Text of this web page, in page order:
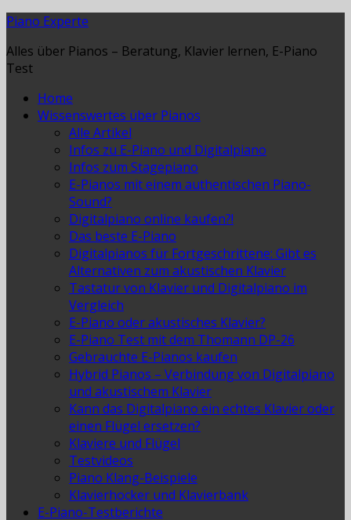
Piano Experte
Alles über Pianos – Beratung, Klavier lernen, E-Piano
Test
Home
Wissenswertes über Pianos
Alle Artikel
Infos zu E-Piano und Digitalpiano
Infos zum Stagepiano
E-Pianos mit einem authentischen Piano-
Sound?
Digitalpiano online kaufen?!
Das beste E-Piano
Digitalpianos für Fortgeschrittene: Gibt es
Alternativen zum akustischen Klavier
Tastatur von Klavier und Digitalpiano im
Vergleich
E-Piano oder akustisches Klavier?
E-Piano Test mit dem Thomann DP-26
Gebrauchte E-Pianos kaufen
Hybrid Pianos – Verbindung von Digitalpiano
und akustischem Klavier
Kann das Digitalpiano ein echtes Klavier oder
einen Flügel ersetzen?
Klaviere und Flügel
Testvideos
Piano Klang-Beispiele
Klavierhocker und Klavierbank
E-Piano-Testberichte